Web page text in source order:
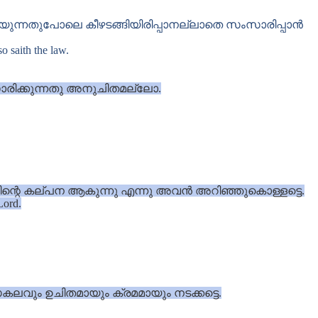
കീഴടങ്ങിയിരിപ്പാനല്ലാതെ സംസാരിപ്പാൻ
saith the law.
അനുചിതമല്ലോ.
കല്പന ആകുന്നു എന്നു അവൻ അറിഞ്ഞുകൊള്ളട്ടെ.
ഉചിതമായും ക്രമമായും നടക്കട്ടെ.